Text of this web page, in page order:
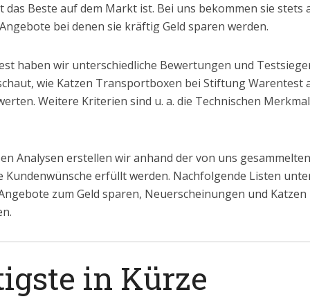
das Beste auf dem Markt ist. Bei uns bekommen sie stets
bei denen sie kräftig Geld sparen werden.
haben wir unterschiedliche Bewertungen und
wie Katzen Transportboxen bei Stiftung Warentest
Weitere Kriterien sind u. a. die Technischen
Analysen erstellen wir anhand der von uns
Kundenwünsche erfüllt werden. Nachfolgende Listen
zum Geld sparen, Neuerscheinungen und
in Kürze